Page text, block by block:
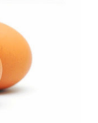
możemy także
przepis na
tych składników
ciasto nie kleiło